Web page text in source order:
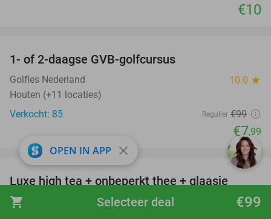
shopping_cart €99
Selecteer deal
€10
1- of 2-daagse GVB-golfcursus
Golfles Nederland 10.0 star
Houten (+11 locaties)
Verkocht: 85
Regulier €99
€7,99
40%
favorite_border
Luxe high tea + onbeperkt thee + glaasje
bubbels bij Flavour BY 'de Buurvrouw'
OPEN IN APP close